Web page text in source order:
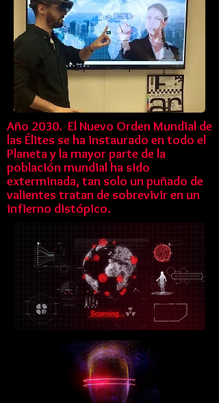
Año 2030. El Nuevo Orden Mundial de
las Élites se ha instaurado en todo el
Planeta y la mayor parte de la
población mundial ha sido
exterminada, tan solo un puñado de
valientes tratan de sobrevivir en un
infierno distópico.